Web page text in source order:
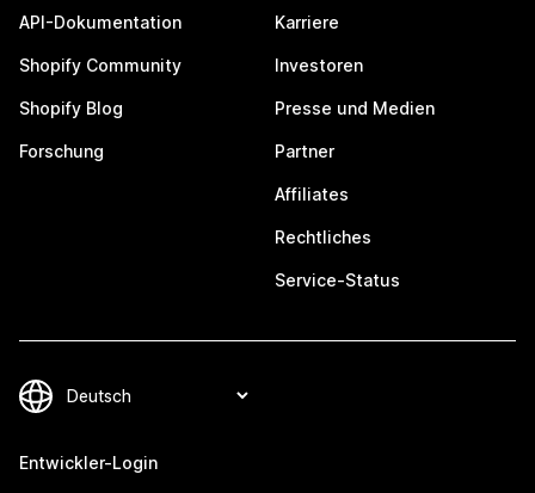
API-Dokumentation
Shopify Community
Shopify Blog
Forschung
Karriere
Investoren
Presse und Medien
Partner
Affiliates
Rechtliches
Service-Status
Entwickler-Login